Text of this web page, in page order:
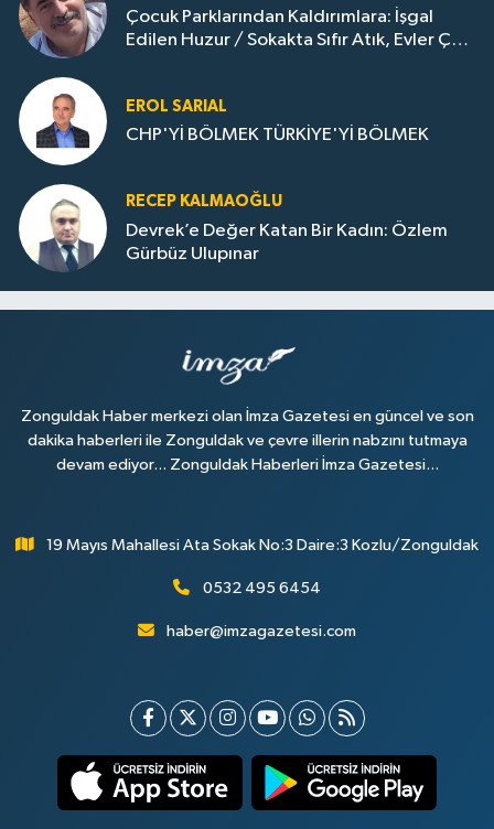
Çocuk Parklarından Kaldırımlara: İşgal
Edilen Huzur / Sokakta Sıfır Atık, Evler Çöp
EROL SARIAL
CHP'Yİ BÖLMEK TÜRKİYE'Yİ BÖLMEK
RECEP KALMAOĞLU
Devrek’e Değer Katan Bir Kadın: Özlem
Gürbüz Ulupınar
Zonguldak Haber merkezi olan İmza Gazetesi en güncel ve son
dakika haberleri ile Zonguldak ve çevre illerin nabzını tutmaya
devam ediyor... Zonguldak Haberleri İmza Gazetesi...
19 Mayıs Mahallesi Ata Sokak No:3 Daire:3 Kozlu/Zonguldak
0532 495 6454
haber@imzagazetesi.com